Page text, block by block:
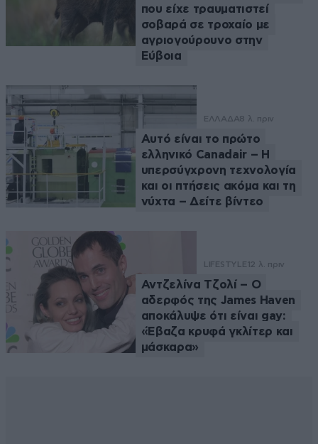
που είχε τραυματιστεί
σοβαρά σε τροχαίο με
αγριογούρουνο στην
Εύβοια
ΕΛΛΑΔΑ8 λ. πριν
Αυτό είναι το πρώτο
ελληνικό Canadair – Η
υπερσύγχρονη τεχνολογία
και οι πτήσεις ακόμα και τη
νύχτα – Δείτε βίντεο
LIFESTYLE 12 λ. πριν
Αντζελίνα Τζολί – Ο
αδερφός της James Haven
αποκάλυψε ότι είναι gay:
«Έβαζα κρυφά γκλίτερ και
μάσκαρα»